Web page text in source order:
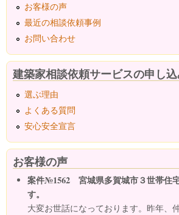
お客様の声
最近の相談依頼事例
お問い合わせ
建築家相談依頼サービスの申し
選ぶ理由
よくある質問
安心安全宣言
お客様の声
案件№1562 宮城県多賀城市３世帯住
す。
大変お世話になっております。昨年、